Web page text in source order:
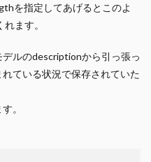
を指定してあげるとこのよ
ます。
ルのdescriptionから引っ張っ
ている状況で保存されていた
。